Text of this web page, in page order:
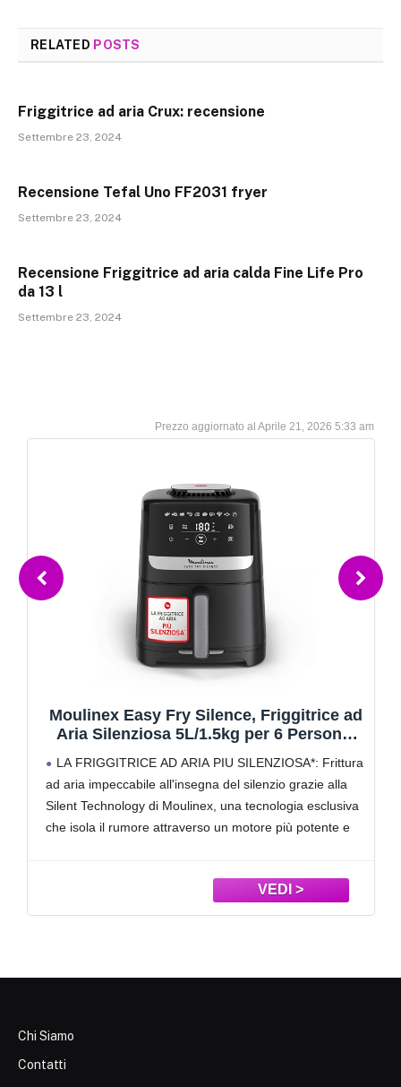
RELATED POSTS
Friggitrice ad aria Crux: recensione
Settembre 23, 2024
Recensione Tefal Uno FF2031 fryer
Settembre 23, 2024
Recensione Friggitrice ad aria calda Fine Life Pro
da 13 l
Settembre 23, 2024
Aprile 21, 2026 5:33 am
Princess Friggitrice ad Aria Digitale 6,5 L
con Separatore Rimovibile, 12
Risparmio Energetico, Senza Olio, per 1,5
kg Patatine, Nera, 182061
Ampia capacità 6,5 L per famiglie: Prepara fino a 1,5
kg di patatine per circa 9 porzioni, ideale per pranzi in
famiglia o cene con amici in un’unica cottura
Doppia zona flessibile con separatore: Il divisore
Chi Siamo
Contatti